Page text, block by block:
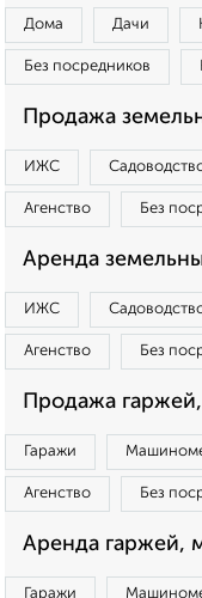
Дома Дачи
Без посредников
Продажа
ИЖС
Агенство Без
Аренда
ИЖС
Агенство Без
Продажа
Гаражи
Агенство Без
Аренда гаржей,
Гаражи